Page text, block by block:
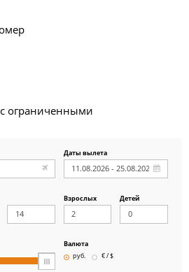
с ограниченными
Даты вылета
Взрослых Детей
Валюта
руб.
€ / $